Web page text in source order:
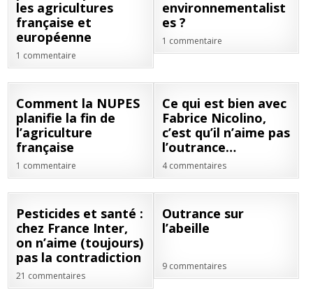
les agricultures
française et
européenne
1 commentaire
environnementalist
es ?
1 commentaire
07
JUIL
Comment la NUPES
planifie la fin de
l’agriculture
française
1 commentaire
01
JUIN
2022
Ce qui est bien avec
Fabrice Nicolino,
c’est qu’il n’aime pas
l’outrance…
4 commentaires
24
MAI
2022
Pesticides et santé :
chez France Inter,
on n’aime (toujours)
pas la contradiction
21 commentaires
Outrance sur
l’abeille
9 commentaires